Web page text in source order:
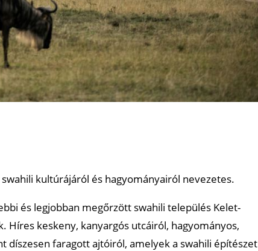
kultúrájáról és hagyományairól nevezetes.
és legjobban megőrzött swahili település Kelet-
Híres keskeny, kanyargós utcáiról, hagyományos,
díszesen faragott ajtóiról, amelyek a swahili építészet